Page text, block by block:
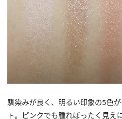
馴染みが良く、明るい印象の5色
ト。ピンクでも腫れぼったく見え